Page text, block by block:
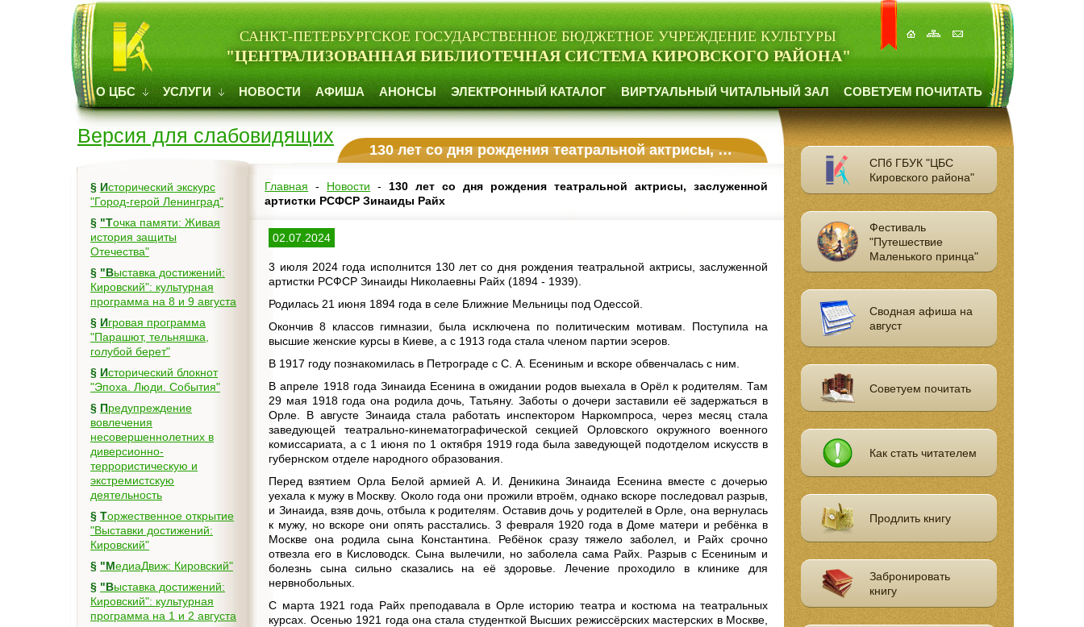
САНКТ-ПЕТЕРБУРГСКОЕ ГОСУДАРСТВЕННОЕ БЮДЖЕТНОЕ УЧРЕЖДЕНИЕ КУЛЬТУРЫ
"ЦЕНТРАЛИЗОВАННАЯ БИБЛИОТЕЧНАЯ СИСТЕМА КИРОВСКОГО РАЙОНА"
О ЦБС УСЛУГИ НОВОСТИ АФИША АНОНСЫ ЭЛЕКТРОННЫЙ КАТАЛОГ ВИРТУАЛЬНЫЙ ЧИТАЛЬНЫЙ ЗАЛ СОВЕТУЕМ ПОЧИТАТЬ
Версия для слабовидящих
§ Исторический экскурс
"Город-герой Ленинград"
§ "Точка памяти: Живая
история защиты
Отечества"
§ "Выставка достижений:
Кировский": культурная
программа на 8 и 9 августа
§ Игровая программа
"Парашют, тельняшка,
голубой берет"
§ Исторический блокнот
"Эпоха. Люди. События"
§ Предупреждение
вовлечения
несовершеннолетних в
диверсионно-
террористическую и
экстремистскую
деятельность
§ Торжественное открытие
"Выставки достижений:
Кировский"
§
"МедиаДвиж: Кировский"
§ "Выставка достижений:
Кировский": культурная
программа на 1 и 2 августа
130 лет со дня рождения театральной актрисы, заслуженной артистки РСФСР Зинаиды Райх
Главная - Новости - 130 лет со дня рождения театральной актрисы, заслуженной
артистки РСФСР Зинаиды Райх
02.07.2024
3 июля 2024 года исполнится 130 лет со дня рождения театральной актрисы, заслуженной
артистки РСФСР Зинаиды Николаевны Райх (1894 - 1939).
Родилась 21 июня 1894 года в селе Ближние Мельницы под Одессой.
Окончив 8 классов гимназии, была исключена по политическим мотивам. Поступила на
высшие женские курсы в Киеве, а с 1913 года стала членом партии эсеров.
В 1917 году познакомилась в Петрограде с С. А. Есениным и вскоре обвенчалась с ним.
В апреле 1918 года Зинаида Есенина в ожидании родов выехала в Орёл к родителям. Там
29 мая 1918 года она родила дочь, Татьяну. Заботы о дочери заставили её задержаться в
Орле. В августе Зинаида стала работать инспектором Наркомпроса, через месяц стала
заведующей театрально-кинематографической секцией Орловского окружного военного
комиссариата, а с 1 июня по 1 октября 1919 года была заведующей подотделом искусств в
губернском отделе народного образования.
Перед взятием Орла Белой армией А. И. Деникина Зинаида Есенина вместе с дочерью
уехала к мужу в Москву. Около года они прожили втроём, однако вскоре последовал разрыв,
и Зинаида, взяв дочь, отбыла к родителям. Оставив дочь у родителей в Орле, она вернулась
к мужу, но вскоре они опять расстались. 3 февраля 1920 года в Доме матери и ребёнка в
Москве она родила сына Константина. Ребёнок сразу тяжело заболел, и Райх срочно
отвезла его в Кисловодск. Сына вылечили, но заболела сама Райх. Разрыв с Есениным и
болезнь сына сильно сказались на её здоровье. Лечение проходило в клинике для
нервнобольных.
С марта 1921 года Райх преподавала в Орле историю театра и костюма на театральных
курсах. Осенью 1921 года она стала студенткой Высших режиссёрских мастерских в Москве,
СПб ГБУК "ЦБС
Кировского района"
Фестиваль
"Путешествие
Маленького принца"
Сводная афиша на
август
Советуем почитать
Как стать читателем
Продлить книгу
Забронировать
книгу